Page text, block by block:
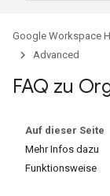
Google Workspace
Advanced
FAQ zu
Auf dieser Seite
Mehr Infos dazu
Funktionsweise